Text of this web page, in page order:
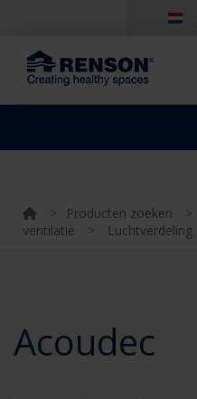
> Producten zoeken >
ventilatie
> Luchtverdeling
Acoudec